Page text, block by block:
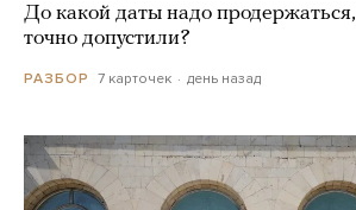
До какой даты надо
точно допустили?
РАЗБОР 7 карточек день назад